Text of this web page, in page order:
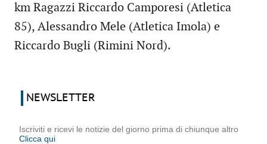
km Ragazzi Riccardo Camporesi (Atletica
85), Alessandro Mele (Atletica Imola) e
Riccardo Bugli (Rimini Nord).
NEWSLETTER
Iscriviti e ricevi le notizie del giorno prima di chiunque altro
Clicca qui